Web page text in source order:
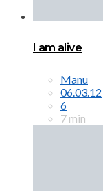
I am alive
Manu
06.03.12
6
7 min